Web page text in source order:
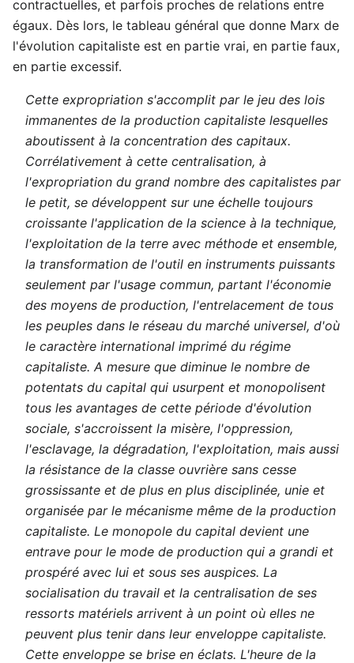
contractuelles, et parfois proches de relations entre
égaux. Dès lors, le tableau général que donne Marx de
l'évolution capitaliste est en partie vrai, en partie faux,
en partie excessif.
Cette expropriation s'accomplit par le jeu des lois
immanentes de la production capitaliste lesquelles
aboutissent à la concentration des capitaux.
Corrélativement à cette centralisation, à
l'expropriation du grand nombre des capitalistes par
le petit, se développent sur une échelle toujours
croissante l'application de la science à la technique,
l'exploitation de la terre avec méthode et ensemble,
la transformation de l'outil en instruments puissants
seulement par l'usage commun, partant l'économie
des moyens de production, l'entrelacement de tous
les peuples dans le réseau du marché universel, d'où
le caractère international imprimé du régime
capitaliste. A mesure que diminue le nombre de
potentats du capital qui usurpent et monopolisent
tous les avantages de cette période d'évolution
sociale, s'accroissent la misère, l'oppression,
l'esclavage, la dégradation, l'exploitation, mais aussi
la résistance de la classe ouvrière sans cesse
grossissante et de plus en plus disciplinée, unie et
organisée par le mécanisme même de la production
capitaliste. Le monopole du capital devient une
entrave pour le mode de production qui a grandi et
prospéré avec lui et sous ses auspices. La
socialisation du travail et la centralisation de ses
ressorts matériels arrivent à un point où elles ne
peuvent plus tenir dans leur enveloppe capitaliste.
Cette enveloppe se brise en éclats. L'heure de la